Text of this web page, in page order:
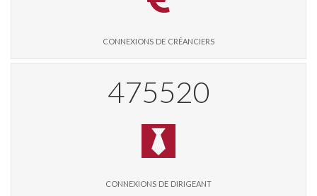
connexions de créanciers
498309
connexions de dirigeant